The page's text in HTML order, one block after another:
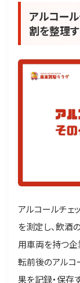
アルコー
割を整理
アルコールチェ
を測定し、飲酒
用車両を持つ企
転前後のアルコ
果を記録・保存